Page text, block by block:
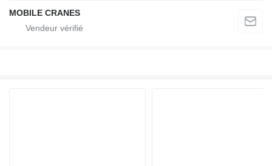
MOBILE CRANES